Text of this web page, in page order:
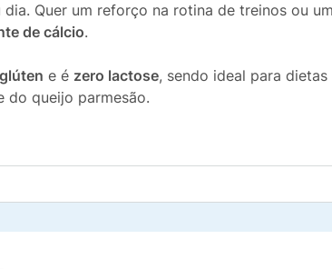
Quer um reforço na rotina de treinos ou
de cálcio.
e é zero lactose, sendo ideal para
do queijo parmesão.